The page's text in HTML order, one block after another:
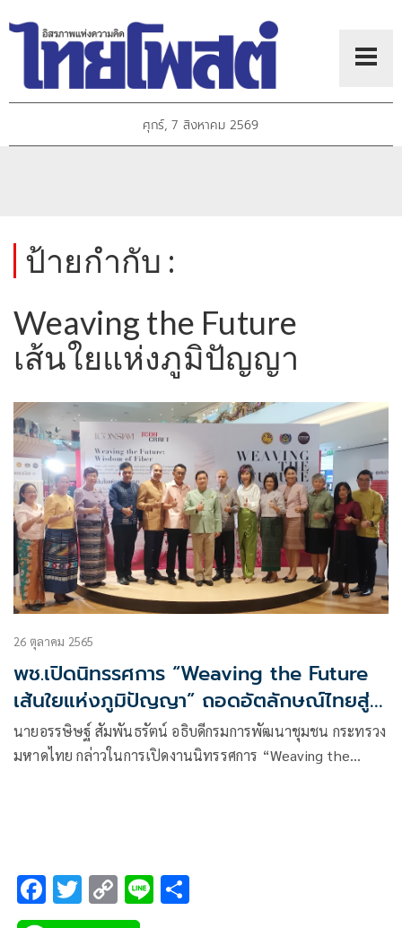
ศุกร์, 7 สิงหาคม 2569
ป้ายกำกับ :
Weaving the Future
เส้นใยแห่งภูมิปัญญา
26 ตุลาคม 2565
พช.เปิดนิทรรศการ “Weaving the Future
เส้นใยแห่งภูมิปัญญา” ถอดอัตลักษณ์ไทยสู่
สากล มุ่งขยายตลาดเล็งต่อยอดโครงการในปี
ต่อไป
นายอรรษิษฐ์ สัมพันธรัตน์ อธิบดีกรมการพัฒนาชุมชน กระทรวง
มหาดไทย กล่าวในการเปิดงานนิทรรศการ “Weaving the
F
ac
T
wi
C
o
Li